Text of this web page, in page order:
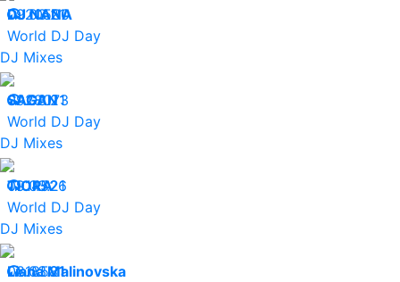
09.03.21
20530
DJ NANA
World DJ Day
DJ Mixes
09.03.21
28073
SAGAN
World DJ Day
DJ Mixes
09.03.21
14526
TIORA
World DJ Day
DJ Mixes
08.03.21
18581
Liana Malinovska